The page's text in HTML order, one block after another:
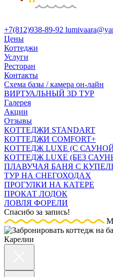
+7(812)938-89-92
Цены
Коттеджи
Услуги
Ресторан
Контакты
Схема базы / камера он-лайн
ВИРТУАЛЬНЫЙ 3D ТУР
Галерея
Акции
Отзывы
КОТТЕДЖИ STANDART
КОТТЕДЖИ COMFORT+
КОТТЕДЖ LUXE (С
КОТТЕДЖ LUXE (БЕЗ
ПЛАВУЧАЯ БАНЯ С
ТУР НА СНЕГОХОДАХ
ПРОГУЛКИ НА КАТЕРЕ
ПРОКАТ ЛОДОК
ЛОВЛЯ ФОРЕЛИ
Спасибо за запись!